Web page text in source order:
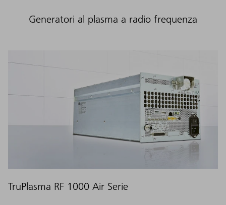
Generatori al plasma a radio frequenza
TruPlasma RF 1000 Air Serie